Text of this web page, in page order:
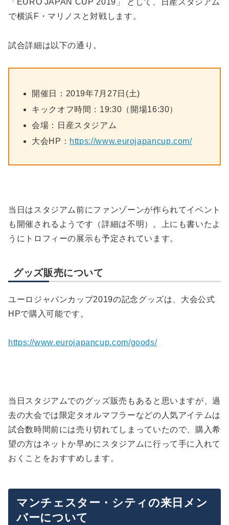
「EURO JAPAN CUP 2019」 として、日産スタジアム
で横浜F・マリノスと対戦します。
試合詳細は以下の通り。
開催日：2019年7月27日(土)
キックオフ時間：19:30（開場16:30）
会場：日産スタジアム
大会HP： https://www.eurojapancup.com/
当日はスタジアム前にファンゾーンが作られてイベント
も開催されるようです（詳細は不明）。上にも書いたよ
うにトロフィーの展示も予定されています。
グッズ販売について
ユーロジャパンカップ2019の記念グッズは、大会公式
HPで購入可能です。
https://www.eurojapancup.com/goods/
当日スタジアムでのグッズ販売もあると思いますが、過
去の大会では限定タオルマフラーなどの人気アイテムは
試合数時間前には売り切れてしまっていたので、購入希
望の方はネットか早めにスタジアムに行って手に入れて
おくことをおすすめします。
マンチェスター・シティの来日メン
バーについて